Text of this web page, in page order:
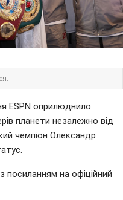
ESPN оприлюднило
планети незалежно від
чемпіон Олександр
з посиланням на офіційний